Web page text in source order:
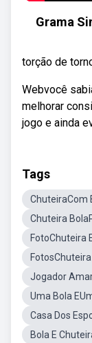
Grama
torção de
Webvocê
melhorar
jogo e ainda
Tags
ChuteiraCom
Chuteira
FotoChuteira
FotosChuteira
Jogador
Uma Bola
Casa Dos
Bola E